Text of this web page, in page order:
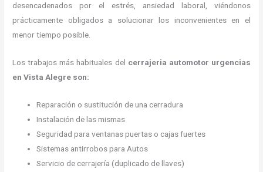
desencadenados por el estrés, ansiedad laboral, viéndonos
prácticamente obligados a solucionar los inconvenientes en el
menor tiempo posible.
Los trabajos más habituales del cerrajeria automotor urgencias
en Vista Alegre son:
Reparación o sustitución de una cerradura
Instalación de las mismas
Seguridad para ventanas puertas o cajas fuertes
Sistemas antirrobos para Autos
Servicio de cerrajería (duplicado de llaves)